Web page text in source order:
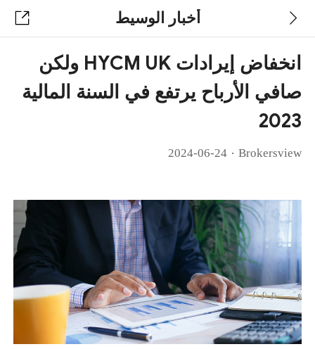
أخبار الوسيط
انخفاض إيرادات HYCM UK ولكن
صافي الأرباح يرتفع في السنة المالية
2023
Brokersview
·
2024-06-24